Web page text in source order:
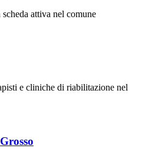
attiva nel comune
e cliniche di riabilitazione nel